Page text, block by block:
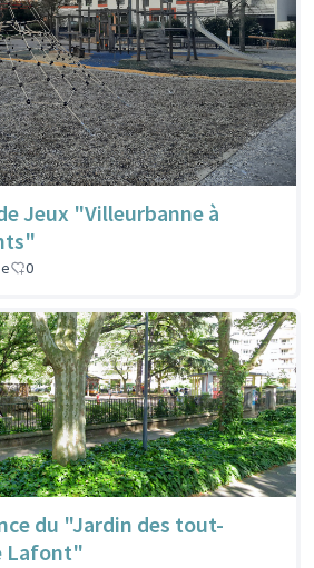
Jeux "Villeurbanne à
0
du "Jardin des tout-
Lafont"